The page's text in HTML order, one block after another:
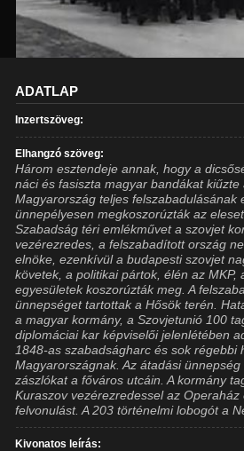
ADATLAP
Inzertszöveg:
Elhangzó szöveg:
Három esztendeje annak, hogy a
náci és fasiszta magyar bandákat kiűzte
Magyarország teljes felszabadulásának
ünnepélyesen megkoszorúzták az
Szabadság téri emlékművet a szovjet
vezérezredes, a felszabadított ország
elnöke, ezenkívül a budapesti szovjet
követek, a politikai pártok, élén az MKP,
egyesületek koszorúzták meg. A
ünnepséget tartottak a Hősök terén.
a magyar kormány, a Szovjetunió 100
diplomáciai kar képviselői jelenlétében
1848-as szabadságharc és sok régebbi
Magyarországnak. Az átadási
zászlókat a főváros utcáin. A kormány
Kuraszov vezérezredessel az
felvonulást. A 203 történelmi lobogót a
Kivonatos leírás: